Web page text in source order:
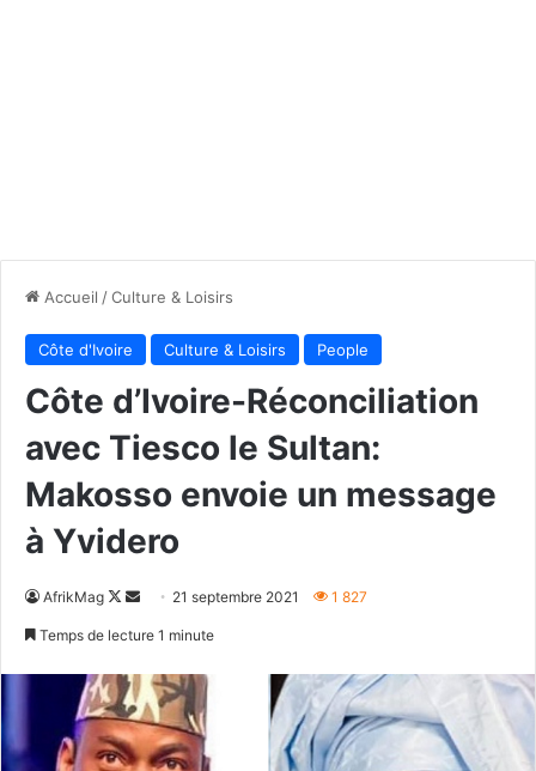
Accueil /Culture & Loisirs
Côte d'Ivoire Culture & Loisirs People
Côte d’Ivoire-Réconciliation
avec Tiesco le Sultan:
Makosso envoie un message
à Yvidero
AfrikMag
Follow
Envoyer21 septembre 2021 1 827
Temps de lecture 1 minute